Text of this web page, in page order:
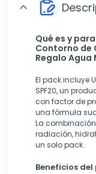
expand_more
Qué es y
Contorno de
Regalo Agua
El pack incluye
SPF20, un
con factor de
una fórmula
La
radiación,
un solo pack.
Beneficios